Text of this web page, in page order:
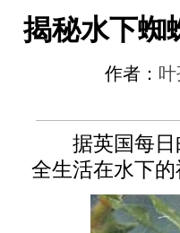
揭秘水下蜘
作者：
据英国每日
全生活在水下